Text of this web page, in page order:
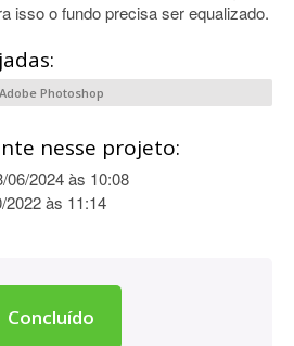
isso o fundo precisa ser equalizado.
Adobe Photoshop
nesse projeto:
06/2024 às 10:08
2022 às 11:14
Concluído